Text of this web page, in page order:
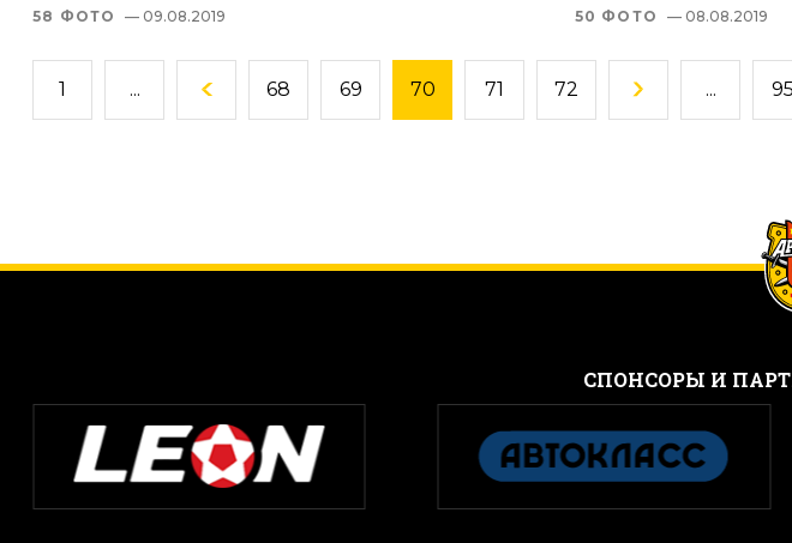
58 ФОТО — 09.08.2019 50 ФОТО — 08.08.2019
1 ... 68 69 70 71 72 ... 95
CПОНСОРЫ И